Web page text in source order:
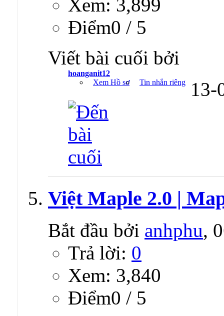
Xem: 3,899
Ðiểm0 / 5
Viết bài cuối bởi
hoanganit12
Xem Hồ sơ
Tin nhắn riêng
Việt Maple 2.0 |
Bắt đầu bởi anhphu,
Trả lời: 0
Xem: 3,840
Ðiểm0 / 5